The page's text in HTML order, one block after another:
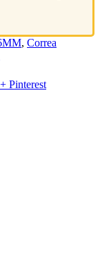
, Correa
Pinterest